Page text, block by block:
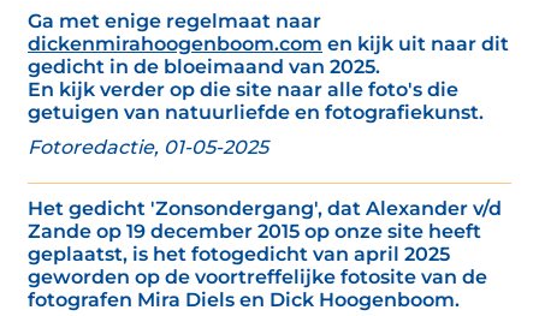
Ga met enige regelmaat naar
dickenmirahoogenboom.com en kijk uit naar dit
gedicht in de bloeimaand van 2025.
En kijk verder op die site naar alle foto's die
getuigen van natuurliefde en fotografiekunst.
Fotoredactie, 01-05-2025
Het gedicht 'Zonsondergang', dat Alexander v/d
Zande op 19 december 2015 op onze site heeft
geplaatst, is het fotogedicht van april 2025
geworden op de voortreffelijke fotosite van de
fotografen Mira Diels en Dick Hoogenboom.